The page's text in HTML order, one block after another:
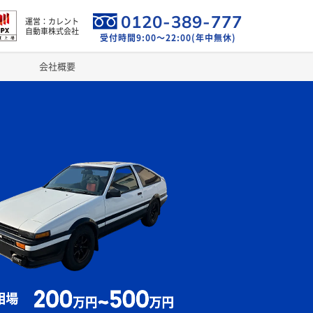
運営：カレント
自動車株式会社
0120-389-777
受付時間9:00～22:00(年中無休)
会社概要